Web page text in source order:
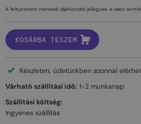
A feltüntetett méretek tájékoztató jellegűek, a valós
KOSÁRBA TESZEM
Készleten, üzletünkben azonnal
Várható szállítási idő: 1-2 munkanap
Szállítási költség:
Ingyenes szállítás